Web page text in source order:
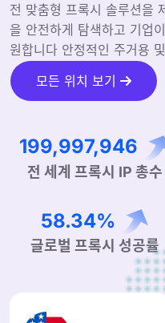
전 맞춤형 프록시 솔루션을
을 안전하게 탐색하고 기업
원합니다 안정적인 주거용
모든 위치 보기
314,948,223
전 세계 프록시 IP 총수
92.13%
글로벌 프록시 성공률